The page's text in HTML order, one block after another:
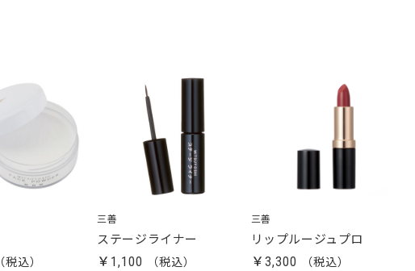
三善
ステージライナー
￥1,100
三善
リップルージュプロ
￥3,300